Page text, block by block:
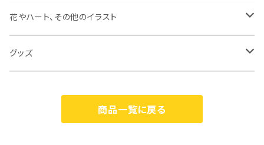
原画
ジークレープリント
原画
花やハート、その他のイラスト
ジークレープリント
グッズ
カスパリ（Caspari）
商品一覧に戻る